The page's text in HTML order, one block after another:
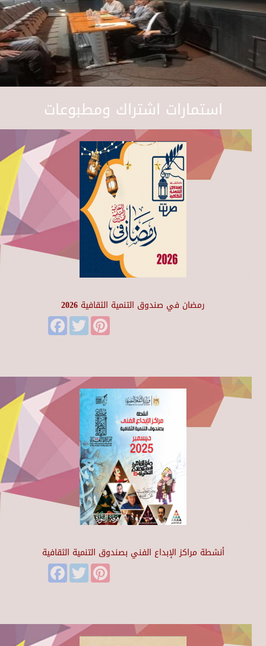
استمارات اشتراك ومطبوعات
رمضان في صندوق التنمية الثقافية 2026
FacebookTwitter
أنشطة مراكز الإبداع الفني بصندوق التنمية الثقافية
FacebookTwitter